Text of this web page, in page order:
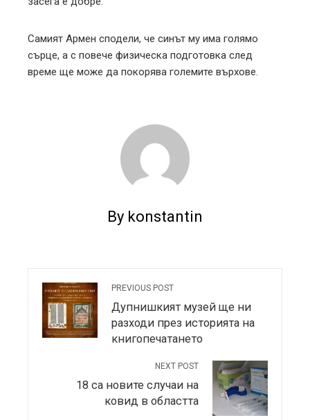
Самият Армен сподели, че синът му има голямо
сърце, а с повече физическа подготовка след
време ще може да покорява големите върхове.
By konstantin
PREVIOUS POST
Дупнишкият музей ще ни
разходи през историята на
книгопечатането
NEXT POST
18 са новите случаи на
ковид в областта